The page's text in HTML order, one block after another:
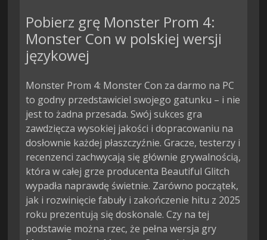
Pobierz grę Monster Prom 4:
Monster Con w polskiej wersji
językowej
Monster Prom 4: Monster Con za darmo na PC
to godny przedstawiciel swojego gatunku – i nie
jest to żadna przesada. Swój sukces gra
zawdzięcza wysokiej jakości i dopracowaniu na
dosłownie każdej płaszczyźnie. Gracze, testerzy i
recenzenci zachwycają się głównie grywalnością,
która w całej grze producenta Beautiful Glitch
wypadła naprawdę świetnie. Zarówno początek,
jak i rozwinięcie fabuły i zakończenie hitu z 2025
roku prezentują się doskonale. Czy na tej
podstawie można rzec, że pełna wersja gry